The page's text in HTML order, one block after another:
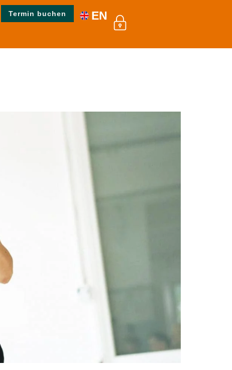
Termin buchen EN